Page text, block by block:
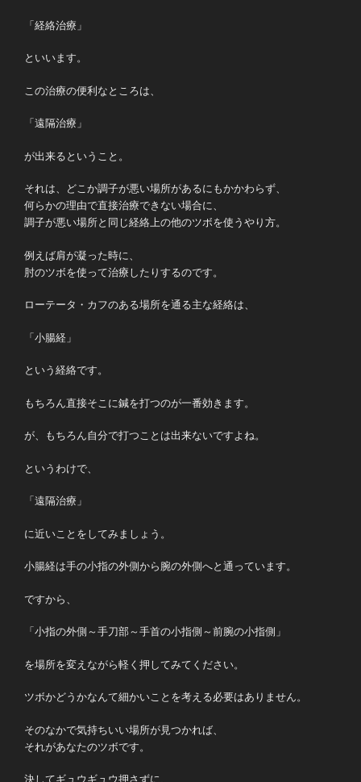
「経絡治療」
といいます。
この治療の便利なところは、
「遠隔治療」
が出来るということ。
それは、どこか調子が悪い場所があるにもかかわらず、
何らかの理由で直接治療できない場合に、
調子が悪い場所と同じ経絡上の他のツボを使うやり方。
例えば肩が凝った時に、
肘のツボを使って治療したりするのです。
ローテータ・カフのある場所を通る主な経絡は、
「小腸経」
という経絡です。
もちろん直接そこに鍼を打つのが一番効きます。
が、もちろん自分で打つことは出来ないですよね。
というわけで、
「遠隔治療」
に近いことをしてみましょう。
小腸経は手の小指の外側から腕の外側へと通っています。
ですから、
「小指の外側～手刀部～手首の小指側～前腕の小指側」
を場所を変えながら軽く押してみてください。
ツボかどうかなんて細かいことを考える必要はありません。
そのなかで気持ちいい場所が見つかれば、
それがあなたのツボです。
決してギュウギュウ押さずに、